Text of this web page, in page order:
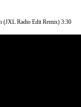
(JXL Radio Edit Remix) 3:30